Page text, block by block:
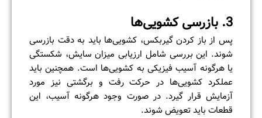
3. بازرسی کشویی‌ها
پس از باز کردن گیربکس، کشویی‌ها باید به دقت بازرسی
شوند. این بررسی شامل ارزیابی میزان سایش، شکستگی
یا هرگونه آسیب فیزیکی به کشویی‌ها است. همچنین باید
عملکرد کشویی‌ها در حرکت رفت و برگشتی نیز مورد
آزمایش قرار گیرد. در صورت وجود هرگونه آسیب، این
قطعات باید تعویض شوند.